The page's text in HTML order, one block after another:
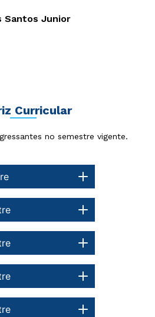
Santos Junior
Curricular
no semestre vigente.
ou
aPolítica de Privacidade.e
sejam utilizados para o
Cruzeiro do Sul.